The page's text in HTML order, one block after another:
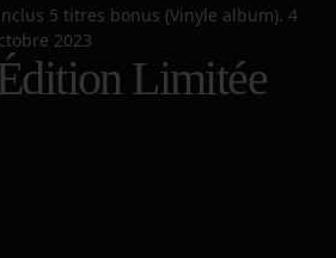
5 titres bonus (Vinyle album). 4
2023
Limitée